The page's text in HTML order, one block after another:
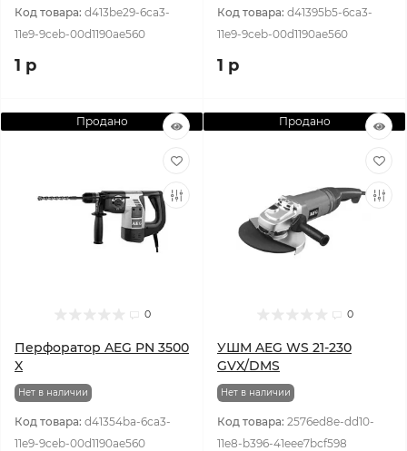
Код товара: d413be29-6ca3-
11e9-9ceb-00d1190ae560
1 р
Код товара: d41395b5-6ca3-
11e9-9ceb-00d1190ae560
1 р
Продано
0
Перфоратор AEG PN 3500
X
Нет в наличии
Код товара: d41354ba-6ca3-
11e9-9ceb-00d1190ae560
Продано
0
УШМ AEG WS 21-230
GVX/DMS
Нет в наличии
Код товара: 2576ed8e-dd10-
11e8-b396-41eee7bcf598